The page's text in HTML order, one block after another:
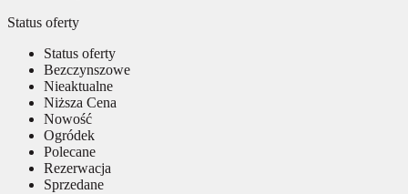
Status oferty
Status oferty
Bezczynszowe
Nieaktualne
Niższa Cena
Nowość
Ogródek
Polecane
Rezerwacja
Sprzedane